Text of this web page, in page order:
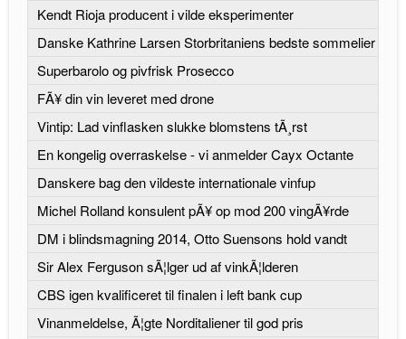
Kendt Rioja producent i vilde eksperimenter
Danske Kathrine Larsen Storbritaniens bedste sommelier
Superbarolo og pivfrisk Prosecco
FÃ¥ din vin leveret med drone
Vintip: Lad vinflasken slukke blomstens tÃ¸rst
En kongelig overraskelse - vi anmelder Cayx Octante
Danskere bag den vildeste internationale vinfup
Michel Rolland konsulent pÃ¥ op mod 200 vingÃ¥rde
DM i blindsmagning 2014, Otto Suensons hold vandt
Sir Alex Ferguson sÃ¦lger ud af vinkÃ¦lderen
CBS igen kvalificeret til finalen i left bank cup
Vinanmeldelse, Ã¦gte Norditaliener til god pris